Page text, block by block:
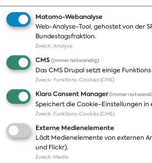
Themen
Positionen
Publikationen
Presse
Fotos
Termine
Jobs und Ausbildung
Häufige Fragen
Podcast
Matomo-Webanalyse
Web-Analyse-Tool, gehostet von der
Bundestagsfraktion.
Zweck: Analyse
CMS (immer notwendig)
Das CMS Drupal setzt einige
Zweck: Funktions-Cookies (CMS)
Klaro Consent Manager(immer
Speichert die Cookie-Einstellungen in
Zweck: Funktions-Cookies (CMS)
Externe Medienelemente
Lädt Medienelemente von externen
und Flickr).
Zweck: Media